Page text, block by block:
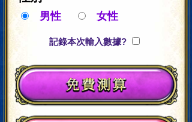
男性 女性
記錄本次輸入數據?